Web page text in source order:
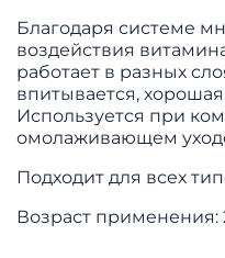
Благодаря системе
воздействия
работает в разных
впитывается,
Используется при
омолаживающем
Подходит для всех
Возраст применения: